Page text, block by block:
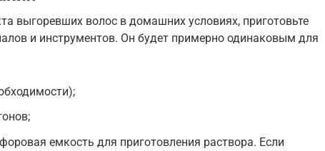
выгоревших волос в домашних условиях, приготовьте
и инструментов. Он будет примерно одинаковым для
емкость для приготовления раствора. Если